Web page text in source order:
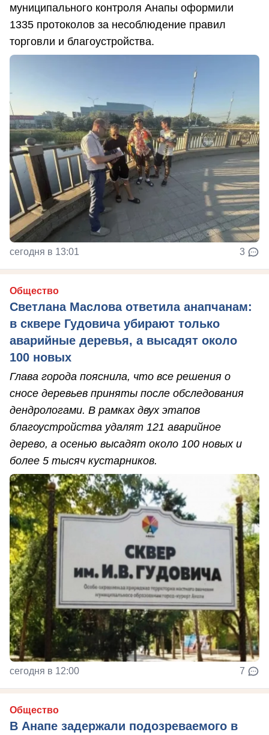
муниципального контроля Анапы оформили
1335 протоколов за несоблюдение правил
торговли и благоустройства.
сегодня в 13:01 3
Общество
Светлана Маслова ответила анапчанам:
в сквере Гудовича убирают только
аварийные деревья, а высадят около
100 новых
Глава города пояснила, что все решения о
сносе деревьев приняты после обследования
дендрологами. В рамках двух этапов
благоустройства удалят 121 аварийное
дерево, а осенью высадят около 100 новых и
более 5 тысяч кустарников.
сегодня в 12:00 7
Общество
В Анапе задержали подозреваемого в